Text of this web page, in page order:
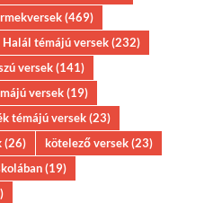
(469)
Halál témájú versek(232)
versek(141)
versek(19)
témájú versek(23)
(26) kötelező versek(23)
(19)